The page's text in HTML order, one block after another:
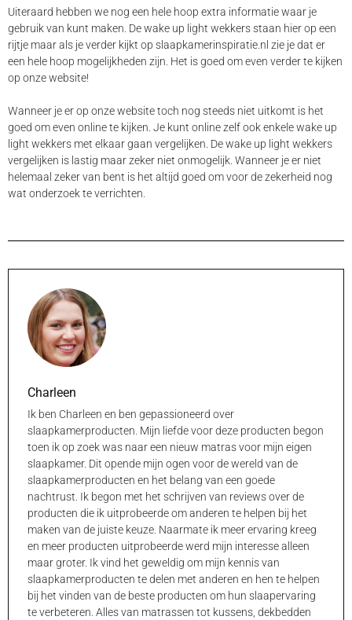
Uiteraard hebben we nog een hele hoop extra informatie waar je
gebruik van kunt maken. De wake up light wekkers staan hier op een
rijtje maar als je verder kijkt op slaapkamerinspiratie.nl zie je dat er
een hele hoop mogelijkheden zijn. Het is goed om even verder te kijken
op onze website!
Wanneer je er op onze website toch nog steeds niet uitkomt is het
goed om even online te kijken. Je kunt online zelf ook enkele wake up
light wekkers met elkaar gaan vergelijken. De wake up light wekkers
vergelijken is lastig maar zeker niet onmogelijk. Wanneer je er niet
helemaal zeker van bent is het altijd goed om voor de zekerheid nog
wat onderzoek te verrichten.
Charleen
Ik ben Charleen en ben gepassioneerd over
slaapkamerproducten. Mijn liefde voor deze producten begon
toen ik op zoek was naar een nieuw matras voor mijn eigen
slaapkamer. Dit opende mijn ogen voor de wereld van de
slaapkamerproducten en het belang van een goede
nachtrust. Ik begon met het schrijven van reviews over de
producten die ik uitprobeerde om anderen te helpen bij het
maken van de juiste keuze. Naarmate ik meer ervaring kreeg
en meer producten uitprobeerde werd mijn interesse alleen
maar groter. Ik vind het geweldig om mijn kennis van
slaapkamerproducten te delen met anderen en hen te helpen
bij het vinden van de beste producten om hun slaapervaring
te verbeteren. Alles van matrassen tot kussens, dekbedden